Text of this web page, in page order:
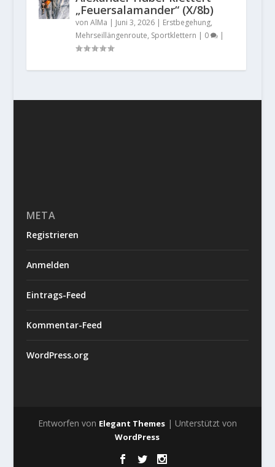
„Feuersalamander“ (X/8b)
von AlMa | Juni 3, 2026| Erstbegehung,
Mehrseillängenroute, Sportklettern | 0 |
META
Registrieren
Anmelden
Eintrags-Feed
Kommentar-Feed
WordPress.org
Entworfen von Elegant Themes| Unterstützt von
WordPress